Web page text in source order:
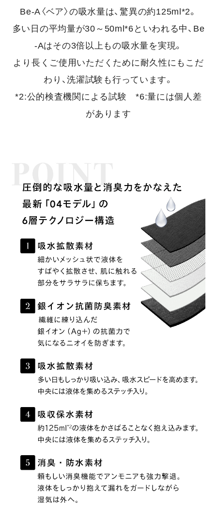
Be-A〈ベア〉の吸水量は、驚異の約125ml*2。
多い日の平均量が30～50ml*6といわれる中、Be
-Aはその3倍以上もの吸水量を実現。
より長くご使用いただくために耐久性にもこだ
わり、洗濯試験も行っています。
*2:公的検査機関による試験 *6:量には個人差
があります